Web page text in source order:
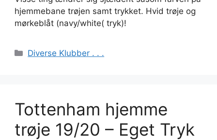
hjemmebane trøjen samt trykket. Hvid trøje og
mørkeblåt (navy/white( tryk)!
Kategorier
Diverse Klubber . . .
Tottenham hjemme
trøje 19/20 – Eget Tryk